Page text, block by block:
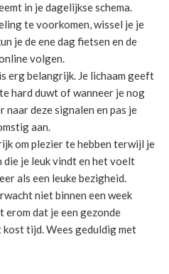
in je dagelijkse schema.
te voorkomen, wissel je je
je de ene dag fietsen en de
volgen.
erg belangrijk. Je lichaam geeft
hard duwt of wanneer je nog
naar deze signalen en pas je
aan.
om plezier te hebben terwijl je
je leuk vindt en het voelt
als een leuke bezigheid.
niet binnen een week
dat je een gezonde
tijd. Wees geduldig met